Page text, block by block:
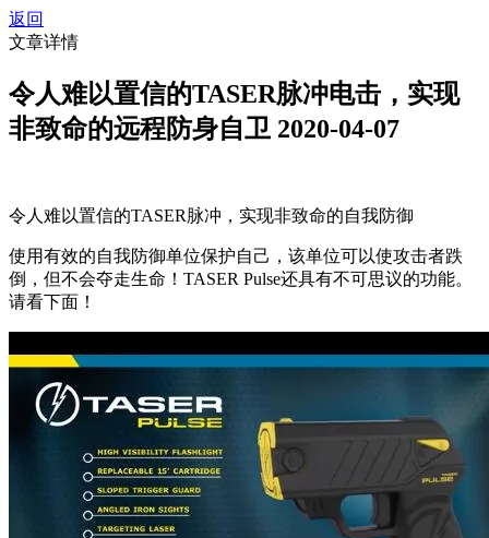
返回
文章详情
令人难以置信的TASER脉冲电击，实现
非致命的远程防身自卫 2020-04-07
令人难以置信的TASER脉冲，实现非致命的自我防御
使用有效的自我防御单位保护自己，该单位可以使攻击者跌
倒，但不会夺走生命！TASER Pulse还具有不可思议的功能。
请看下面！